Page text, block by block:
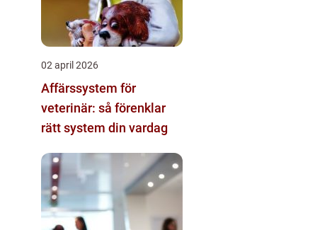
02 april 2026
Affärssystem för
veterinär: så förenklar
rätt system din vardag